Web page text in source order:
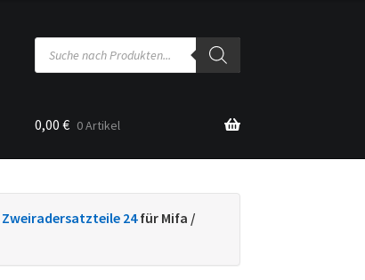
Products
search
0,00 € 0 Artikel
Zweiradersatzteile 24für Mifa /